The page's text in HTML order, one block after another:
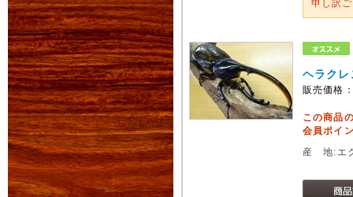
申し訳
ヘラク
販売価格
この商品
会員ポイ
産 地:エ